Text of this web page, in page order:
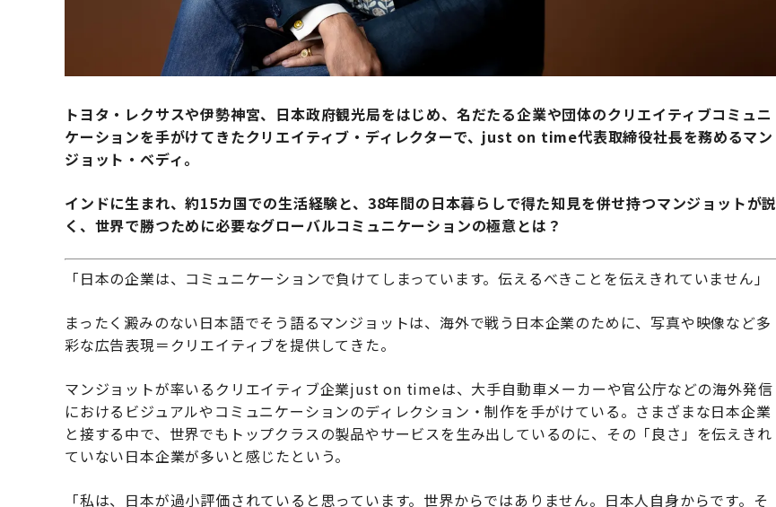
トヨタ・レクサスや伊勢神宮、日本政府観光局をはじめ、名だたる企業や団体のクリエイティブコミュニ
ケーションを手がけてきたクリエイティブ・ディレクターで、just on time代表取締役社長を務めるマン
ジョット・ベディ。
インドに生まれ、約15カ国での生活経験と、38年間の日本暮らしで得た知見を併せ持つマンジョットが説
く、世界で勝つために必要なグローバルコミュニケーションの極意とは？
「日本の企業は、コミュニケーションで負けてしまっています。伝えるべきことを伝えきれていません」
まったく澱みのない日本語でそう語るマンジョットは、海外で戦う日本企業のために、写真や映像など多
彩な広告表現＝クリエイティブを提供してきた。
マンジョットが率いるクリエイティブ企業just on timeは、大手自動車メーカーや官公庁などの海外発信
におけるビジュアルやコミュニケーションのディレクション・制作を手がけている。さまざまな日本企業
と接する中で、世界でもトップクラスの製品やサービスを生み出しているのに、その「良さ」を伝えきれ
ていない日本企業が多いと感じたという。
「私は、日本が過小評価されていると思っています。世界からではありません。日本人自身からです。そ